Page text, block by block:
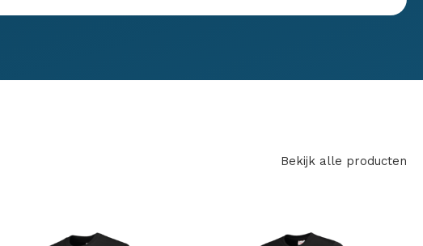
Bekijk alle producten